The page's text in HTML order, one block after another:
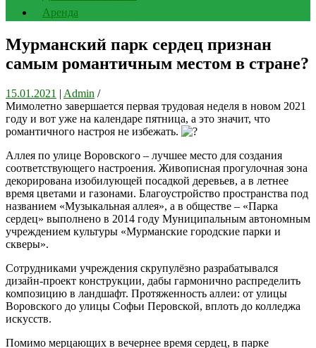
Аренда
Мурманский парк сердец признан
самым романтичным местом в стране?
15.01.2021 | Admin /
Мимолетно завершается первая трудовая неделя в новом 2021
году и вот уже на календаре пятница, а это значит, что
романтичного настроя не избежать.
Аллея по улице Воровского – лучшее место для создания
соответствующего настроения. Живописная прогулочная зона
декорирована изобилующей посадкой деревьев, а в летнее
время цветами и газонами. Благоустройство пространства под
названием «Музыкальная аллея», а в обществе – «Парка
сердец» выполнено в 2014 году Муниципальным автономным
учреждением культуры «Мурманские городские парки и
скверы».
Сотрудниками учреждения скрупулёзно разрабатывался
дизайн-проект конструкции, дабы гармонично распределить
композицию в ландшафт. Протяженность аллеи: от улицы
Воровского до улицы Софьи Перовской, вплоть до колледжа
искусств.
Помимо мерцающих в вечернее время сердец, в парке